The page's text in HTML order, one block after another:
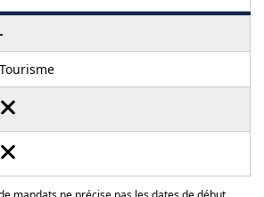
-
Tourisme